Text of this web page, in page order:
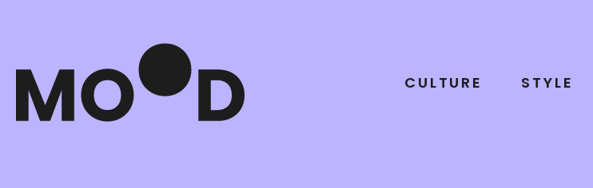
CULTURE STYLE